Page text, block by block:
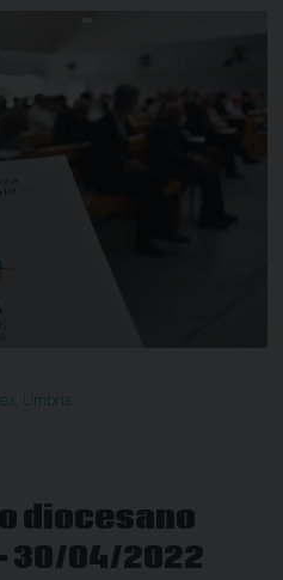
Umbria
diocesano
30/04/2022